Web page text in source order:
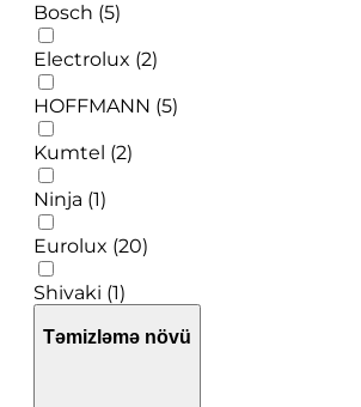
Bosch (5)
Electrolux (2)
HOFFMANN (5)
Kumtel (2)
Ninja (1)
Eurolux (20)
Shivaki (1)
Təmizləmə növü